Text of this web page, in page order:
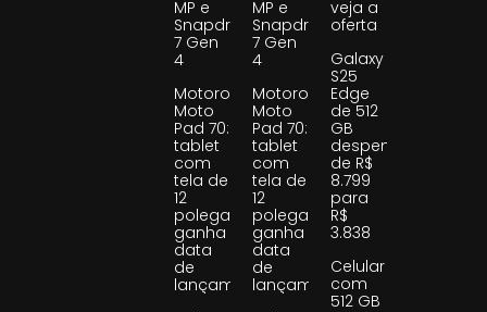
MP e
Snapdragon
7 Gen
4
Motorola
Moto
Pad 70:
tablet
com
tela de
12
polegadas
ganha
data
de
lançamento
MP e
Snapdragon
7 Gen
4
Motorola
Moto
Pad 70:
tablet
com
tela de
12
polegadas
ganha
data
de
lançamento
veja a
oferta
Galaxy
S25
Edge
de 512
GB
despenca
de R$
8.799
para
R$
3.838
Celular
com
512 GB